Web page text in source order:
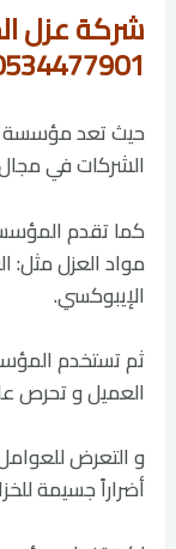
شركة عزل
حيث تعد مؤسسة
الشركات في
كما تقدم
مواد العزل مثل:
الإيبوكسي.
ثم تستخدم
العميل و تحرص
و التعرض
أضراراً جسيمة